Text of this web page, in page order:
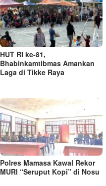
HUT RI ke-81,
Bhabinkamtibmas Amankan
Laga di Tikke Raya
Polres Mamasa Kawal Rekor
MURI “Seruput Kopi” di Nosu